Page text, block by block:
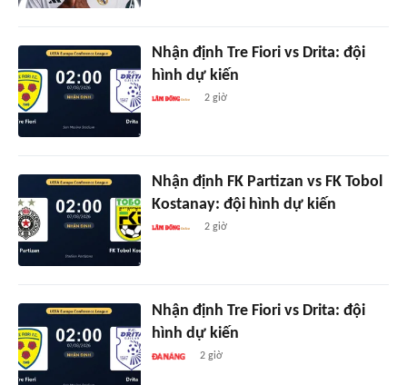
Nhận định Tre Fiori vs Drita: đội
hình dự kiến
2 giờ
Nhận định FK Partizan vs FK Tobol
Kostanay: đội hình dự kiến
2 giờ
Nhận định Tre Fiori vs Drita: đội
hình dự kiến
2 giờ